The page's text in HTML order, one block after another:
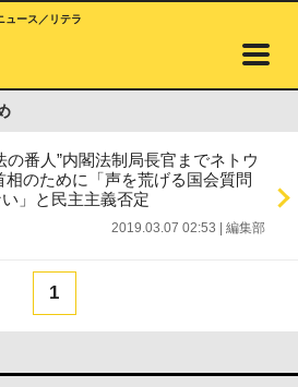
ュース／リテラ
の番人”内閣法制局長官までネトウ
相のために「声を荒げる国会質問
」と民主主義否定
2019.03.07 02:53 編集部
1